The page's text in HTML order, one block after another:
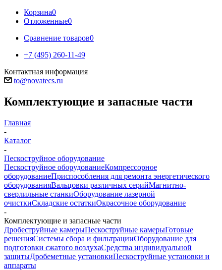
Корзина0
Отложенные0
Сравнение товаров0
+7 (495) 260-11-49
Контактная информация
to@novatecs.ru
Комплектующие и запасные части
Главная
-
Каталог
-
Пескоструйное оборудование
Пескоструйное оборудованиеКомпрессорное
оборудованиеПриспособления для ремонта энергетического
оборудованияВальцовки различных серийМагнитно-
сверлильные станкиОборудование лазерной
очисткиСкладские остаткиОкрасочное оборудование
-
Комплектующие и запасные части
Дробеструйные камерыПескоструйные камерыГотовые
решенияСистемы сбора и фильтрацииОборудование для
подготовки сжатого воздухаСредства индивидуальной
защитыДробеметные установкиПескоструйные установки и
аппараты